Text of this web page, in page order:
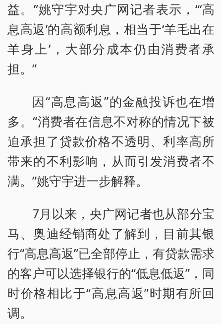
益。”姚守宇对央广网记者表示，“‘高
息高返’的高额利息，相当于‘羊毛出在
羊身上’，大部分成本仍由消费者承
担。”
因“高息高返”的金融投诉也在增
多。“消费者在信息不对称的情况下被
迫承担了贷款价格不透明、利率高所
带来的不利影响，从而引发消费者不
满。”姚守宇进一步解释。
7月以来，央广网记者也从部分宝
马、奥迪经销商处了解到，目前其银
行“高息高返”已全部停止，有贷款需求
的客户可以选择银行的“低息低返”，同
时价格相比于“高息高返”时期有所回
调。